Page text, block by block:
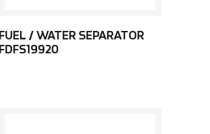
FUEL / WATER SEPARATOR
FDFS19920